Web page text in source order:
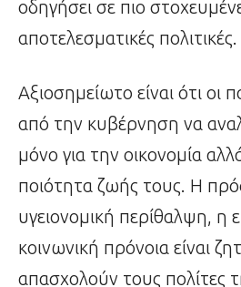
οδηγήσει σε πιο
αποτελεσματικές πολιτικές.
Αξιοσημείωτο είναι ότι οι
από την κυβέρνηση να
μόνο για την οικονομία
ποιότητα ζωής τους. Η
υγειονομική περίθαλψη, η
κοινωνική πρόνοια είναι
απασχολούν τους πολίτες